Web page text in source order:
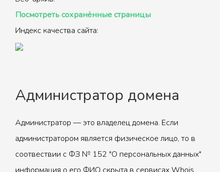
Посмотреть сохранённые страницы
Индекс качества сайта:
Администратор домена
Администратор — это владелец домена. Если
администратором является физическое лицо, то в
соотвествии с ФЗ № 152 "О персональных данных"